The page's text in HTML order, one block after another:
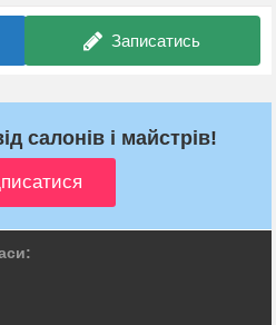
Записатись
салонів і майстрів!